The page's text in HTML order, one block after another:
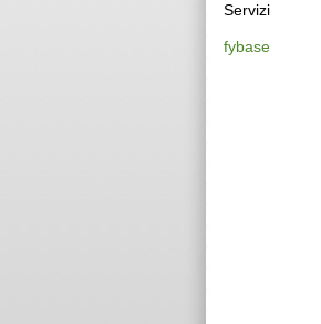
Servizi
fybase